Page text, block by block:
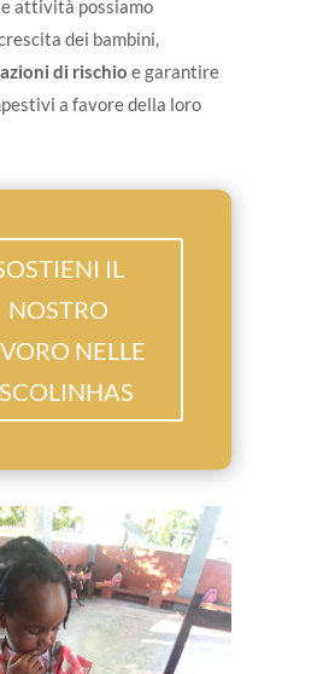
attività possiamo
dei bambini,
di rischio e garantire
a favore della loro
IL
NOSTRO
NELLE